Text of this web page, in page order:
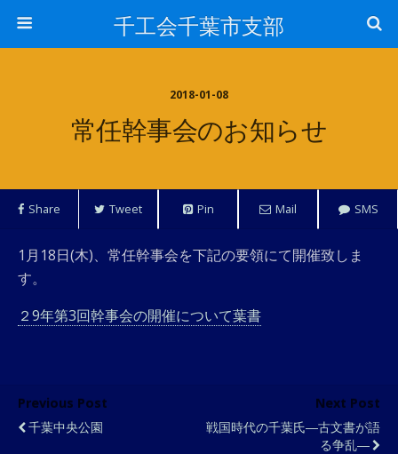
千工会千葉市支部
2018-01-08
常任幹事会のお知らせ
Share Tweet Pin Mail SMS
1月18日(木)、常任幹事会を下記の要領にて開催致しま
す。
２9年第3回幹事会の開催について葉書
Previous Post
千葉中央公園
Next Post
戦国時代の千葉氏―古文書が語
る争乱―